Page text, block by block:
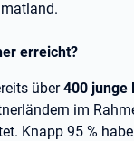
erreicht?
über400 junge
im
Knapp 95 %